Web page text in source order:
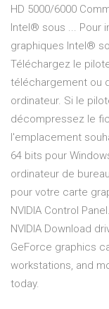
HD 5000/6000
Intel® sous ... Pour
graphiques Intel®
Téléchargez le
téléchargement ou
ordinateur. Si le
décompressez le
l'emplacement
64 bits pour
ordinateur de
pour votre carte
NVIDIA Control
NVIDIA Download
GeForce graphics
workstations, and
today.